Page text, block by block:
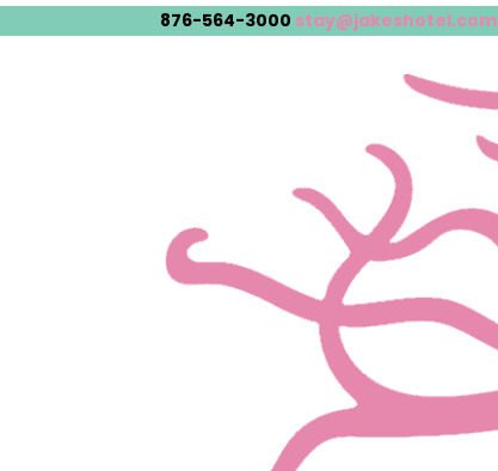
876-564-3000 stay@jakeshotel.com